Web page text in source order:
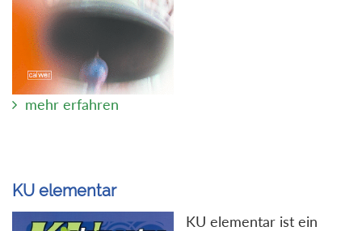
mehr erfahren
KU elementar
KU elementar ist ein